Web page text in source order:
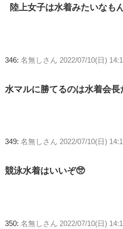
陸上女子は水着みたいなも
346: 名無しさん 2022/07/10(日)
水マルに勝てるのは水着会長
349: 名無しさん 2022/07/10(日)
競泳水着はいいぞ🥺
350: 名無しさん 2022/07/10(日)